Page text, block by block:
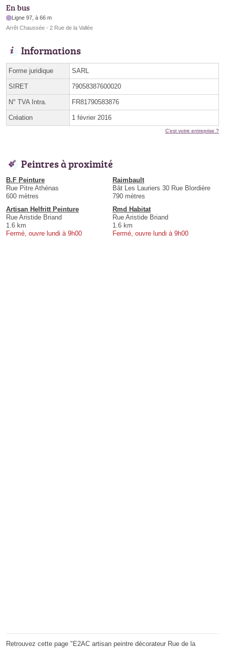
En bus
Ligne 97, à 66 m
Arrêt Chaussée - 2 Rue de la Vallée
Informations
Forme juridique SARL
SIRET 79058387600020
N° TVA Intra. FR81790583876
Création 1 février 2016
C'est votre entreprise ?
Peintres à proximité
B.F Peinture
Rue Pitre Athénas
600 mètres
Raimbault
Bât Les Lauriers 30 Rue Blordière
790 mètres
Artisan Helfritt Peinture
Rue Aristide Briand
1.6 km
Fermé, ouvre lundi à 9h00
Rmd Habitat
Rue Aristide Briand
1.6 km
Fermé, ouvre lundi à 9h00
Retrouvez cette page "E2AC artisan peintre décorateur Rue de la